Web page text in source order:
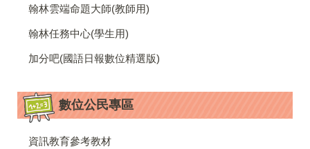
翰林雲端命題大師(教師用)
翰林任務中心(學生用)
加分吧(國語日報數位精選版)
數位公民專區
資訊教育參考教材